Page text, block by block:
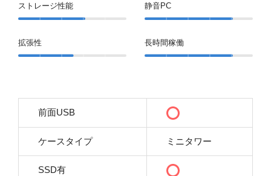
ストレージ性能
拡張性
静音PC
長時間稼働
前面USB
ケースタイプ ミニタワー
SSD有